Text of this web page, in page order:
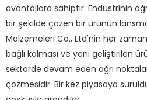
avantajlara sahiptir. Endüstrinin
bir şekilde çözen bir ürünün
Malzemeleri Co., Ltd'nin her
bağlı kalması ve yeni geliştirilen
sektörde devam eden ağrı
çözmesidir. Bir kez piyasaya